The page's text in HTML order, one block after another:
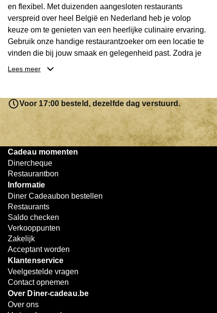
en flexibel. Met duizenden aangesloten restaurants
verspreid over heel België en Nederland heb je volop
keuze om te genieten van een heerlijke culinaire ervaring.
Gebruik onze handige restaurantzoeker om een locatie te
vinden die bij jouw smaak en gelegenheid past. Zodra je
je keuze hebt gemaakt, kun je eenvoudig reserveren en na
resterende bedrag blijft gewoon op de bon staan en kan
later worden gebruikt. Zo geniet je keer op keer van
bijzondere eetmomenten.
Lees meer
Voor 17:00 besteld, dezelfde dag verstuurd.
Cadeau momenten
Dinercheque
Restaurantbon
Informatie
Diner Cadeaubon bestellen
Restaurants
Saldo checken
Verkooppunten
Zakelijk
Acceptant worden
Klantenservice
Veelgestelde vragen
Contact opnemen
Over Diner-cadeau.be
Over ons